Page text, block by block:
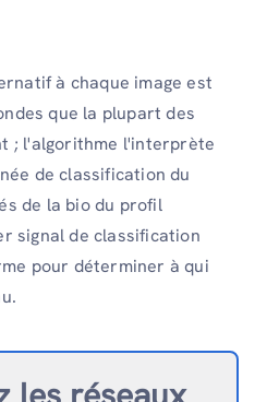
à chaque image est
que la plupart des
; l'algorithme l'interprète
de classification du
de la bio du profil
signal de classification
pour déterminer à qui